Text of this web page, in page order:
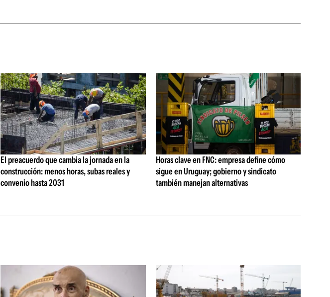
El preacuerdo que cambia la jornada en la
construcción: menos horas, subas reales y
convenio hasta 2031
Horas clave en FNC: empresa define cómo
sigue en Uruguay; gobierno y sindicato
también manejan alternativas